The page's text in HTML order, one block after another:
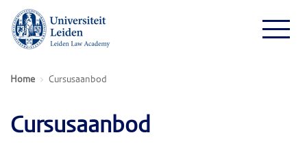
Home Cursusaanbod
Cursusaanbod